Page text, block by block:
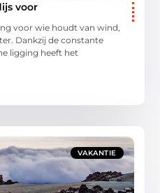
voor
voor wie houdt van wind,
Dankzij de constante
ligging heeft het
VAKANTIE